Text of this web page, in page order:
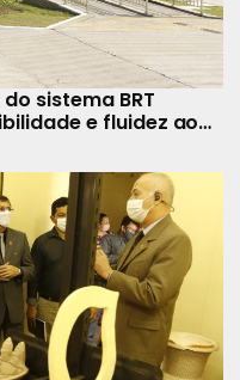
sistema BRT
e fluidez ao